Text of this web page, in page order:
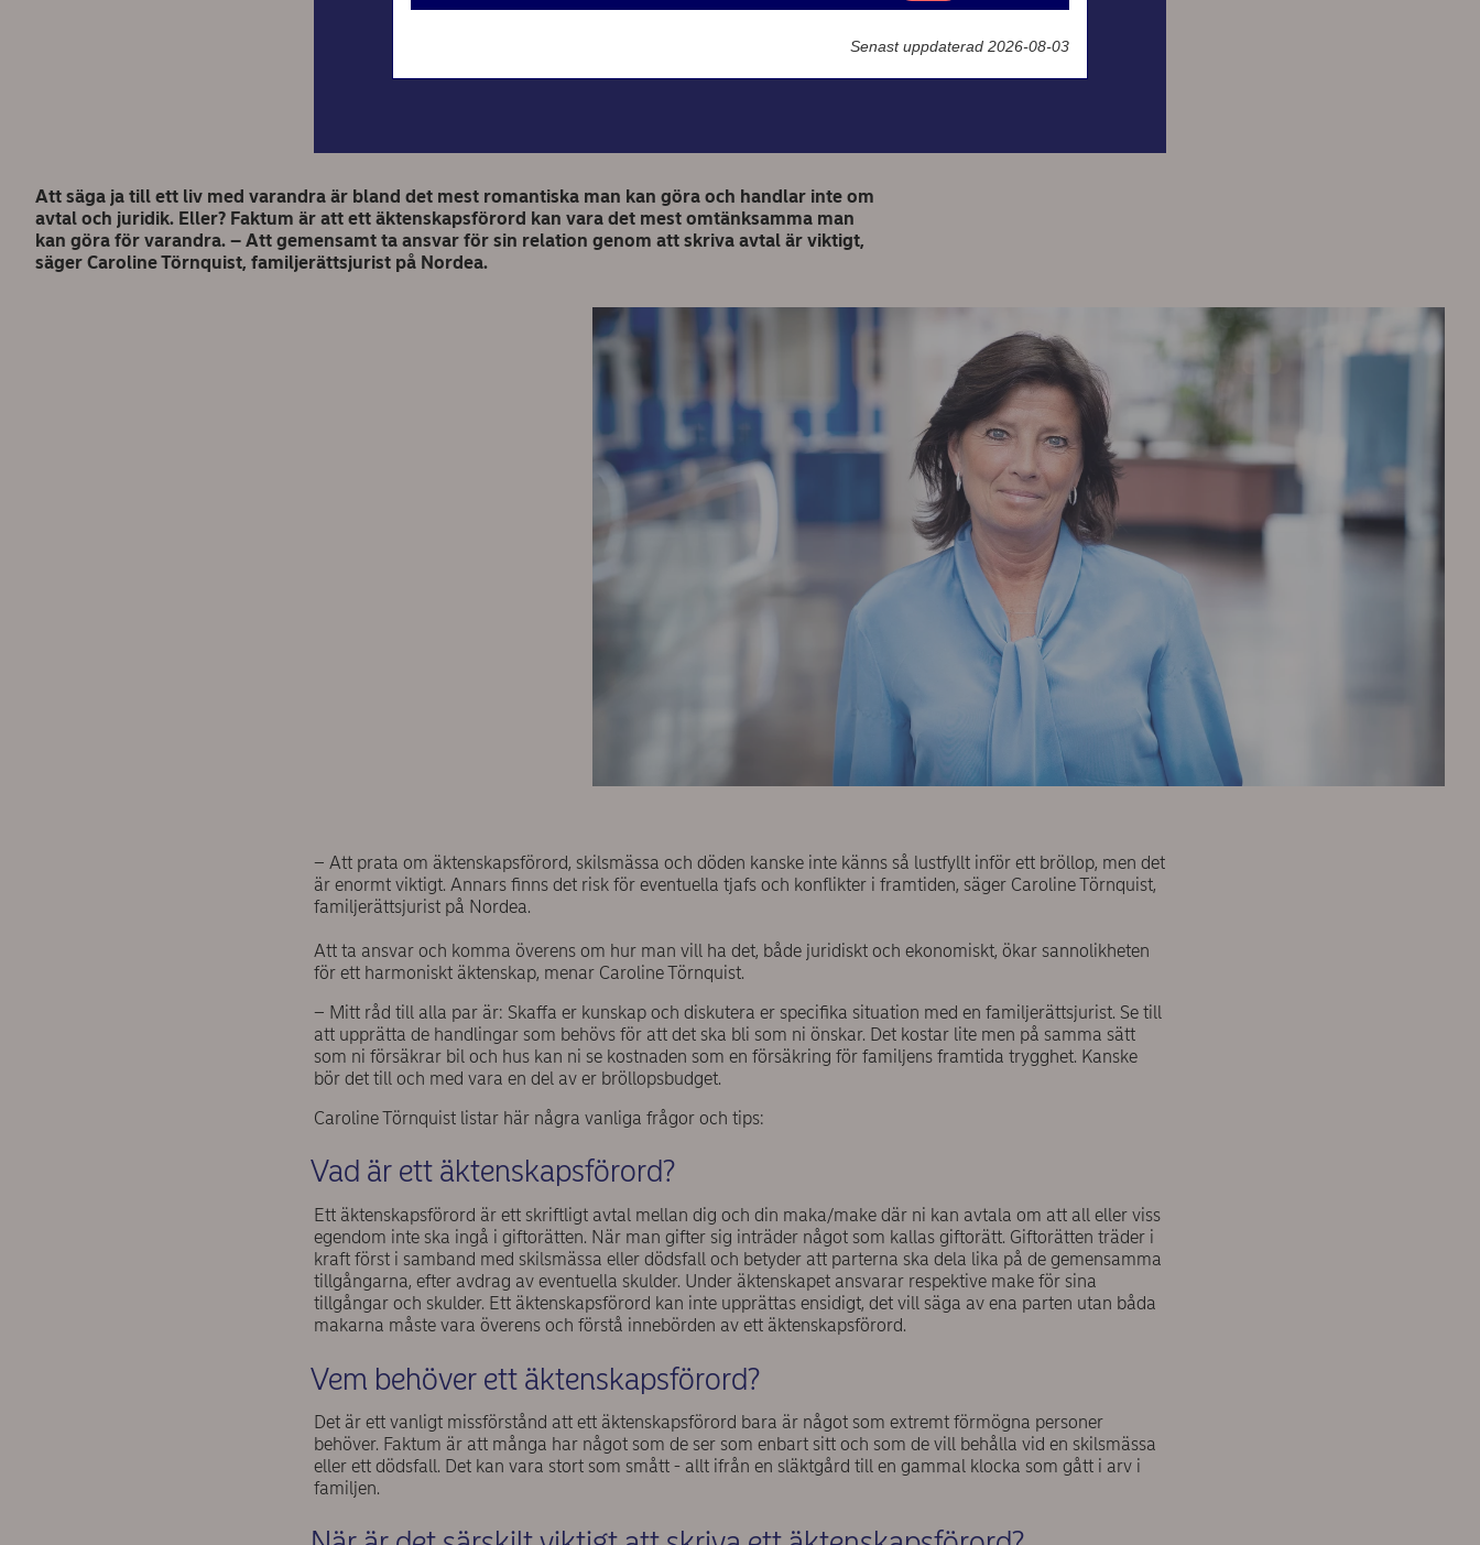
Att säga ja till ett liv med varandra är bland det mest romantiska man kan göra och handlar inte om
avtal och juridik. Eller? Faktum är att ett äktenskapsförord kan vara det mest omtänksamma man
kan göra för varandra. – Att gemensamt ta ansvar för sin relation genom att skriva avtal är viktigt,
säger Caroline Törnquist, familjerättsjurist på Nordea.
– Att prata om äktenskapsförord, skilsmässa och döden kanske inte känns så lustfyllt inför ett bröllop, men det
är enormt viktigt. Annars finns det risk för eventuella tjafs och konflikter i framtiden, säger Caroline Törnquist,
familjerättsjurist på Nordea.
Att ta ansvar och komma överens om hur man vill ha det, både juridiskt och ekonomiskt, ökar sannolikheten
för ett harmoniskt äktenskap, menar Caroline Törnquist.
– Mitt råd till alla par är: Skaffa er kunskap och diskutera er specifika situation med en familjerättsjurist. Se till
att upprätta de handlingar som behövs för att det ska bli som ni önskar. Det kostar lite men på samma sätt
som ni försäkrar bil och hus kan ni se kostnaden som en försäkring för familjens framtida trygghet. Kanske
bör det till och med vara en del av er bröllopsbudget.
Caroline Törnquist listar här några vanliga frågor och tips:
Vad är ett äktenskapsförord?
Ett äktenskapsförord är ett skriftligt avtal mellan dig och din maka/make där ni kan avtala om att all eller viss
egendom inte ska ingå i giftorätten. När man gifter sig inträder något som kallas giftorätt. Giftorätten träder i
kraft först i samband med skilsmässa eller dödsfall och betyder att parterna ska dela lika på de gemensamma
tillgångarna, efter avdrag av eventuella skulder. Under äktenskapet ansvarar respektive make för sina
tillgångar och skulder. Ett äktenskapsförord kan inte upprättas ensidigt, det vill säga av ena parten utan båda
makarna måste vara överens och förstå innebörden av ett äktenskapsförord.
Vem behöver ett äktenskapsförord?
Det är ett vanligt missförstånd att ett äktenskapsförord bara är något som extremt förmögna personer
behöver. Faktum är att många har något som de ser som enbart sitt och som de vill behålla vid en skilsmässa
eller ett dödsfall. Det kan vara stort som smått - allt ifrån en släktgård till en gammal klocka som gått i arv i
familjen.
Marknadsföring
Senast uppdaterad 2026-08-03